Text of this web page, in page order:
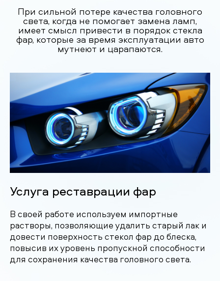
При сильной потере качества головного
света, когда не помогает замена ламп,
имеет смысл привести в порядок стекла
фар, которые за время эксплуатации авто
мутнеют и царапаются.
Услуга реставрации фар
В своей работе используем импортные
растворы, позволяющие удалить старый лак и
довести поверхность стекол фар до блеска,
повысив их уровень пропускной способности
для сохранения качества головного света.